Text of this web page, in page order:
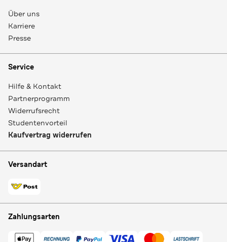
Über uns
Karriere
Presse
Service
Hilfe & Kontakt
Partnerprogramm
Widerrufsrecht
Studentenvorteil
Kaufvertrag widerrufen
Versandart
Zahlungsarten